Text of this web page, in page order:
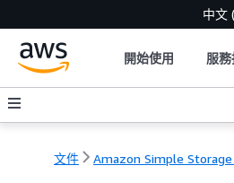
中文
開始使用 服
文件 Amazon Simple Storage